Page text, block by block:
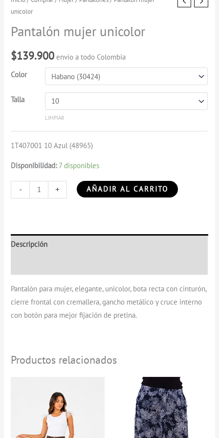
unicolor
Pantalón mujer unicolor
$139.900 envío a todo Colombia
Color
Talla
LIMPIAR
1T407001 10 Azul (48965)
Disponibilidad: 7 disponibles
-
mujer
unicolor
cantidad
+ AÑADIR AL CARRITO
Descripción
Pantalón para mujer, elegante, unicolor, bota recta con cinturón,
cierre frontal con cremallera, gancho metálico y cruce interno
con botón para mejor fijación de pretina.
Productos relacionados
precios:
desde
$0
hasta
$129.900